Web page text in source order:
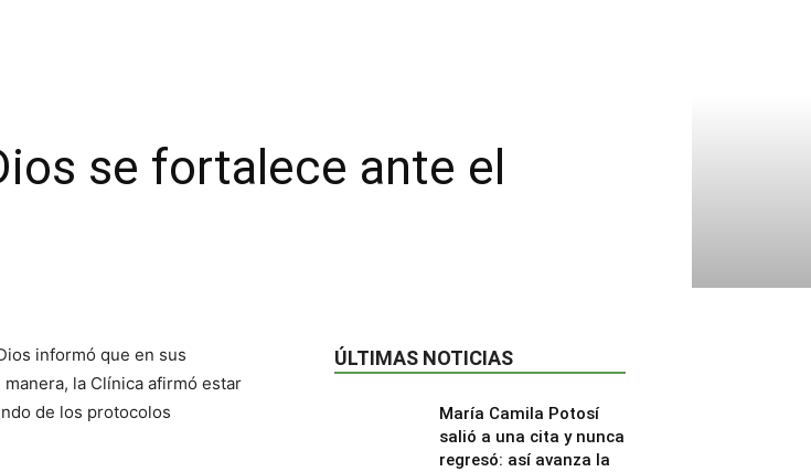
se fortalece ante el
informó que en sus
la Clínica afirmó estar
de los protocolos
ÚLTIMAS NOTICIAS
María Camila Potosí
salió a una cita y nunca
regresó: así avanza la